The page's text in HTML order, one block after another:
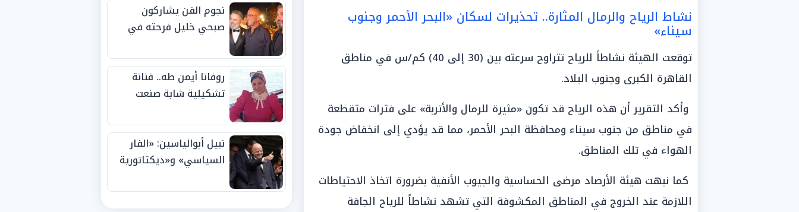
نشاط الرياح والرمال المثارة.. تحذيرات لسكان «البحر الأحمر وجنوب
سيناء»
توقعت الهيئة نشاطاً للرياح تتراوح سرعته بين (30 إلى 40) كم/س في مناطق
القاهرة الكبرى وجنوب البلاد.
وأكد التقرير أن هذه الرياح قد تكون «مثيرة للرمال والأتربة» على فترات متقطعة
في مناطق من جنوب سيناء ومحافظة البحر الأحمر، مما قد يؤدي إلى انخفاض جودة
الهواء في تلك المناطق.
كما نبهت هيئة الأرصاد مرضى الحساسية والجيوب الأنفية بضرورة اتخاذ الاحتياطات
اللازمة عند الخروج في المناطق المكشوفة التي تشهد نشاطاً للرياح الجافة
نجوم الفن يشاركون
صبحي خليل فرحته في
روفانا أيمن طه.. فنانة
تشكيلية شابة صنعت
الجوائز منذ الصغر
نبيل أبوالياسين: «الفار
السياسي» و«ديكتاتورية
الفيفا».. وإقالة